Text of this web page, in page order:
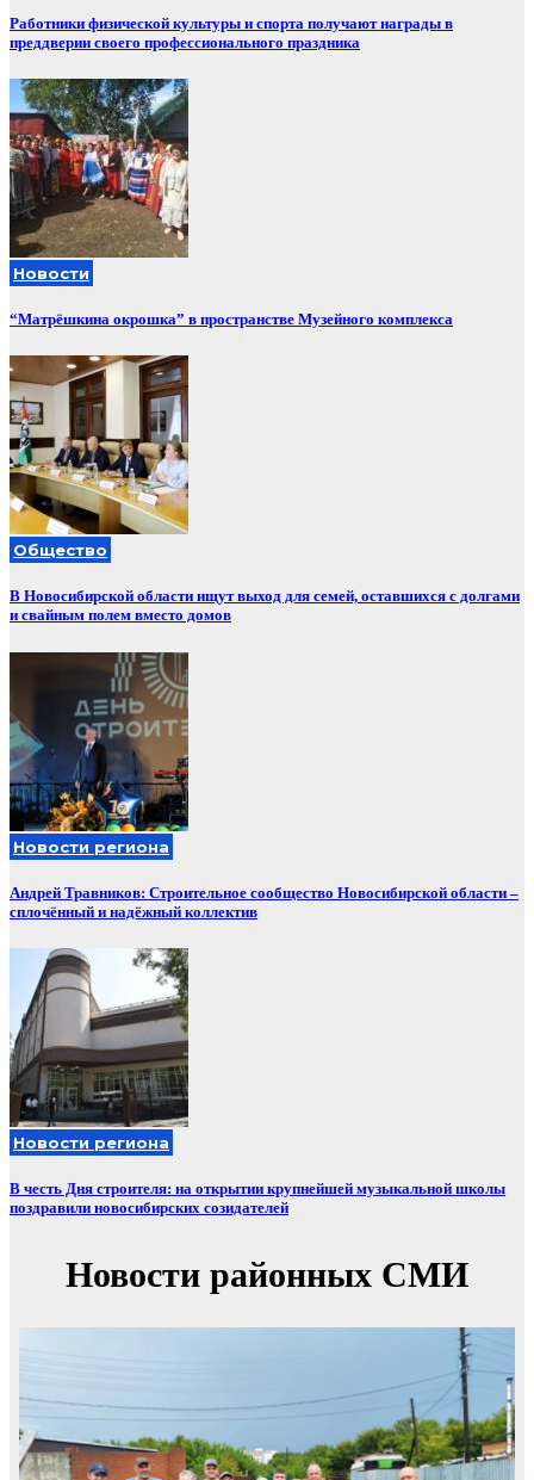
Работники физической культуры и спорта получают награды в
преддверии своего профессионального праздника
Новости
“Матрёшкина окрошка” в пространстве Музейного комплекса
Общество
В Новосибирской области ищут выход для семей, оставшихся с долгами
и свайным полем вместо домов
Новости региона
Андрей Травников: Строительное сообщество Новосибирской области –
сплочённый и надёжный коллектив
Новости региона
В честь Дня строителя: на открытии крупнейшей музыкальной школы
поздравили новосибирских созидателей